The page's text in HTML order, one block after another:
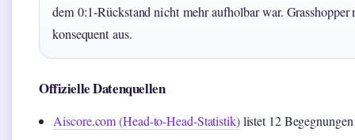
dem 0:1-Rückstand nicht mehr aufholbar war.
konsequent aus.
Offizielle Datenquellen
Aiscore.com (Head-to-Head-Statistik)listet 12